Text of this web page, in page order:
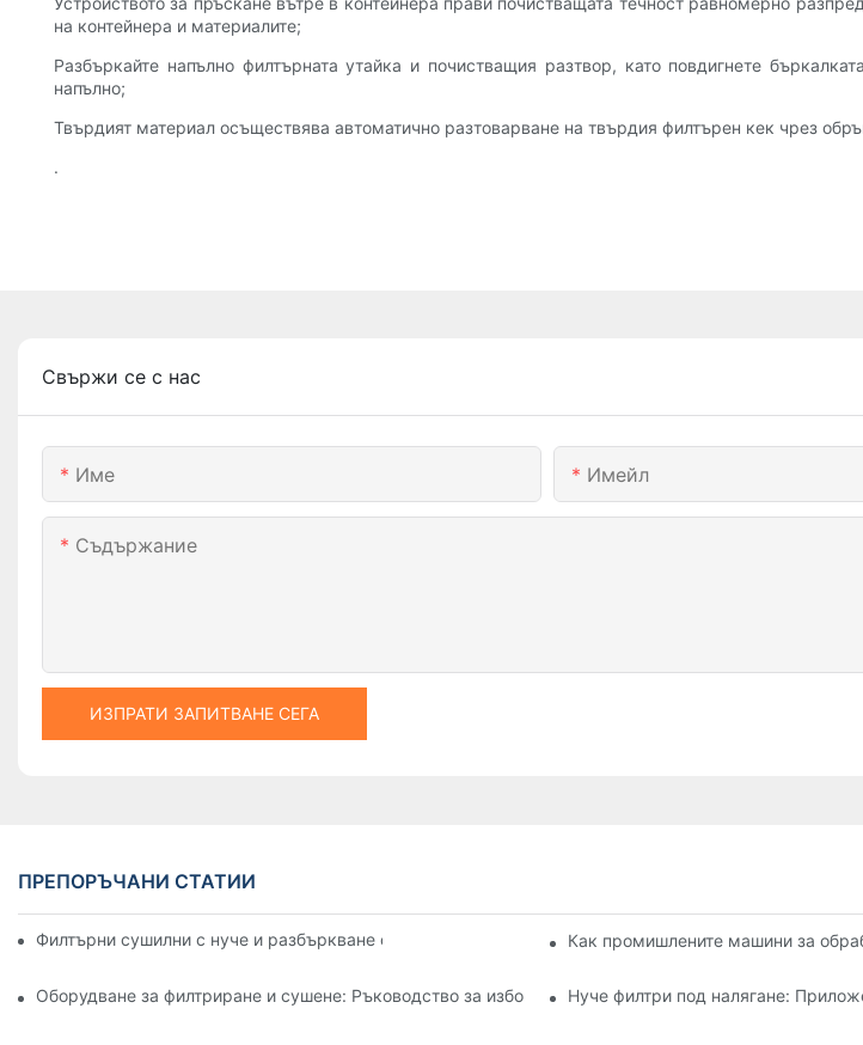
на контейнера и материалите;
Разбъркайте напълно филтърната утайка и почистващия разтвор, като повдигнете
напълно;
Твърдият материал осъществява автоматично разтоварване на твърдия филтърен кек чрез
.
Свържи се с нас
Име Имейл
Съдържание
ИЗПРАТИ ЗАПИТВАНЕ СЕГА
ПРЕПОРЪЧАНИ СТАТИИ
Филтърни сушилни с нуче и разбъркване спрямо други методи на сушене: сравнение
Как промишлените машини за
Оборудване за филтриране и сушене: Ръководство за избор и употребаНуче филтри под налягане: